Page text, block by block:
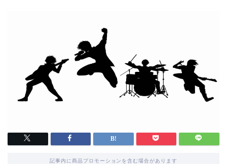
記事内に商品プロモーションを含む場合があります